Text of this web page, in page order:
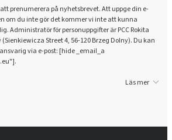
prenumerera på nyhetsbrevet. Att uppge din e-
om du inte gör det kommer vi inte att kunna
Administratör för personuppgifter är PCC Rokita
Street 4, 56-120 Brzeg Dolny). Du kan
via e-post: [hide _email_a
Läs mer